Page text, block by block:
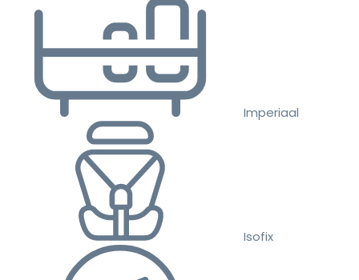
Imperiaal
Isofix